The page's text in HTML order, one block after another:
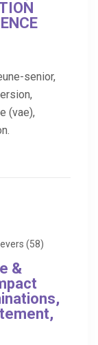
senior,
(vae),
(58)
&